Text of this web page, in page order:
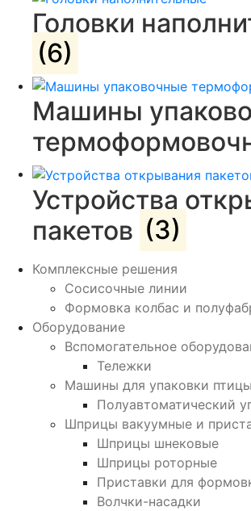
Головки
(6)
Машины
Устройства
пакетов (3)
Комплексные решения
Сосисочные линии
Формовка колбас и
Оборудование
Вспомогательное
Тележки
Машины для упаковки птицы
Полуавтоматический
Шприцы вакуумные и
Шприцы шнековые
Шприцы роторные
Приставки для
Волчки-насадки